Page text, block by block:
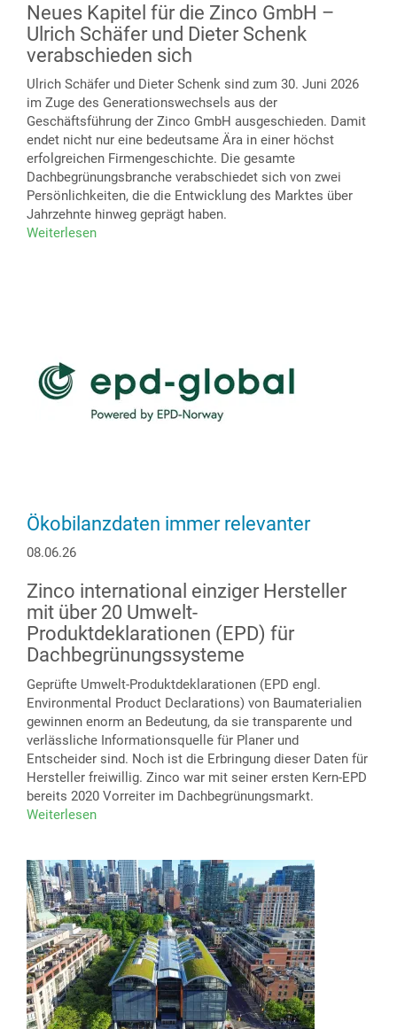
Neues Kapitel für die Zinco GmbH –
Ulrich Schäfer und Dieter Schenk
verabschieden sich
Ulrich Schäfer und Dieter Schenk sind zum 30. Juni 2026
im Zuge des Generationswechsels aus der
Geschäftsführung der Zinco GmbH ausgeschieden. Damit
endet nicht nur eine bedeutsame Ära in einer höchst
erfolgreichen Firmengeschichte. Die gesamte
Dachbegrünungsbranche verabschiedet sich von zwei
Persönlichkeiten, die die Entwicklung des Marktes über
Jahrzehnte hinweg geprägt haben.
Weiterlesen
Ökobilanzdaten immer relevanter
08.06.26
Zinco international einziger Hersteller
mit über 20 Umwelt-
Produktdeklarationen (EPD) für
Dachbegrünungssysteme
Geprüfte Umwelt-Produktdeklarationen (EPD engl.
Environmental Product Declarations) von Baumaterialien
gewinnen enorm an Bedeutung, da sie transparente und
verlässliche Informationsquelle für Planer und
Entscheider sind. Noch ist die Erbringung dieser Daten für
Hersteller freiwillig. Zinco war mit seiner ersten Kern-EPD
bereits 2020 Vorreiter im Dachbegrünungsmarkt.
Weiterlesen
relevanter